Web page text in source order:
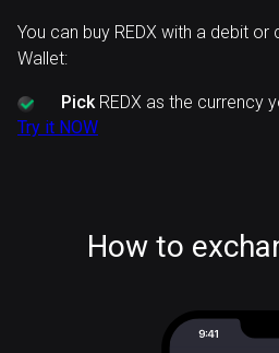
You can buy REDX with a debit
Wallet:
PickREDX as the currency
Try it NOW
How to